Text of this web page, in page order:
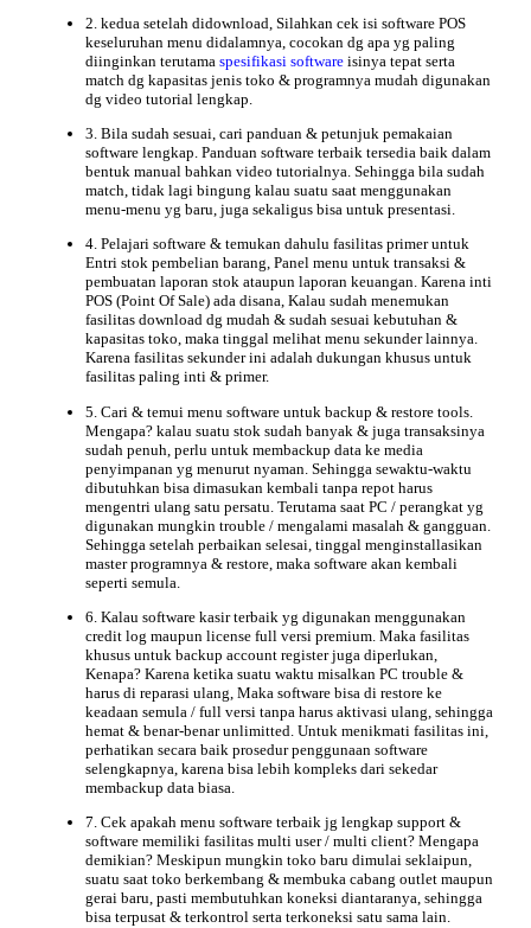
2. kedua setelah didownload, Silahkan cek isi software POS
keseluruhan menu didalamnya, cocokan dg apa yg paling
diinginkan terutama spesifikasi software isinya tepat serta
match dg kapasitas jenis toko & programnya mudah digunakan
dg video tutorial lengkap.
3. Bila sudah sesuai, cari panduan & petunjuk pemakaian
software lengkap. Panduan software terbaik tersedia baik dalam
bentuk manual bahkan video tutorialnya. Sehingga bila sudah
match, tidak lagi bingung kalau suatu saat menggunakan
menu-menu yg baru, juga sekaligus bisa untuk presentasi.
4. Pelajari software & temukan dahulu fasilitas primeruntuk
Entri stok pembelian barang, Panel menu untuk transaksi &
pembuatan laporan stok ataupun laporan keuangan. Karena inti
POS (Point Of Sale) ada disana, Kalau sudah menemukan
fasilitas download dg mudah & sudah sesuai kebutuhan &
kapasitas toko, maka tinggal melihat menu sekunder lainnya.
Karena fasilitas sekunder ini adalah dukungan khusus untuk
fasilitas paling inti & primer.
5. Cari & temui menu software untuk backup & restore tools.
Mengapa? kalau suatu stok sudah banyak & juga transaksinya
sudah penuh, perlu untuk membackup data ke media
penyimpanan yg menurut nyaman. Sehingga sewaktu-waktu
dibutuhkan bisa dimasukan kembali tanpa repot harus
mengentri ulang satu persatu. Terutama saat PC / perangkat yg
digunakan mungkin trouble / mengalami masalah & gangguan.
Sehingga setelah perbaikan selesai, tinggal menginstallasikan
master programnya & restore, maka software akan kembali
seperti semula.
6. Kalau software kasir terbaik yg digunakan menggunakan
credit log maupun license full versi premium. Maka fasilitas
khusus untuk backup account register juga diperlukan,
Kenapa? Karena ketika suatu waktu misalkan PC trouble &
harus di reparasi ulang, Maka software bisa di restore ke
keadaan semula / full versi tanpa harus aktivasi ulang, sehingga
hemat & benar-benar unlimitted. Untuk menikmati fasilitas ini,
perhatikan secara baik prosedur penggunaan software
selengkapnya, karena bisa lebih kompleks dari sekedar
membackup data biasa.
7. Cek apakah menu software terbaik jg lengkap support &
software memiliki fasilitas multi user / multi client? Mengapa
demikian? Meskipun mungkin toko baru dimulai seklaipun,
suatu saat toko berkembang & membuka cabang outlet maupun
gerai baru, pasti membutuhkan koneksi diantaranya, sehingga
bisa terpusat & terkontrol serta terkoneksi satu sama lain.